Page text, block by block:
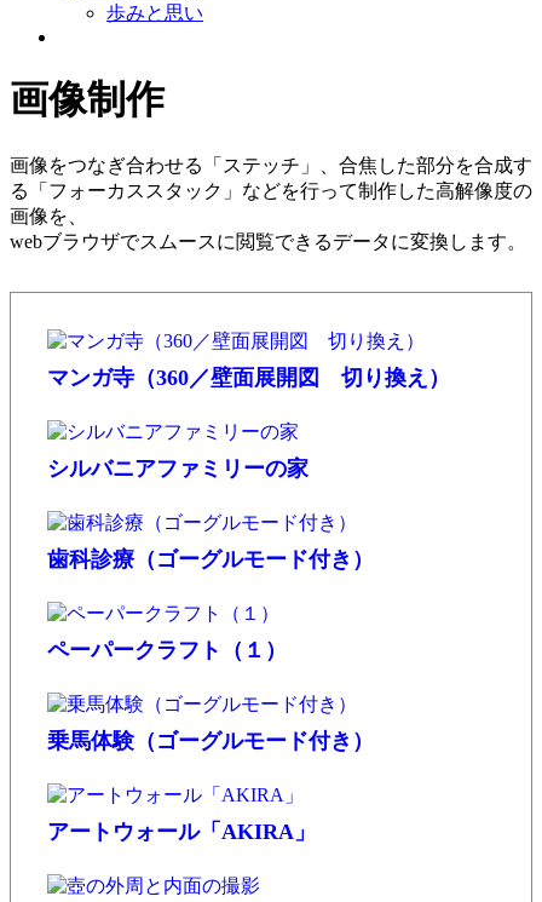
歩みと思い
画像制作
画像をつなぎ合わせる「ステッチ」、合焦した部分を合成す
る「フォーカススタック」などを行って制作した高解像度の
画像を、
webブラウザでスムースに閲覧できるデータに変換します。
マンガ寺（360／壁面展開図 切り換え）
シルバニアファミリーの家
歯科診療（ゴーグルモード付き）
ペーパークラフト（１）
乗馬体験（ゴーグルモード付き）
アートウォール「AKIRA」